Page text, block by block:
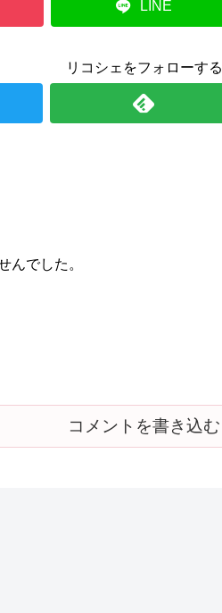
LINE
リコシェをフォローする
んでした。
コメントを書き込む